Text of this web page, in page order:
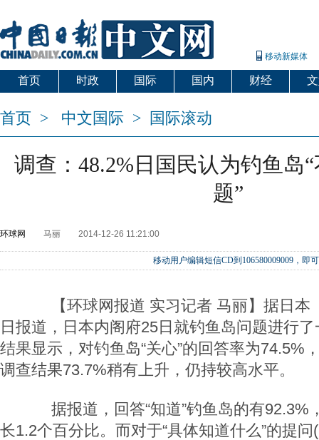
移动新媒体
首页 时政 国际 国内 财经
首页 > 中文国际 > 国际滚动
调查：48.2%日国民认为钓鱼岛
题”
环球网 马丽 2014-12-26 11:21:00
移动用户编辑短信CD到106580009009，即
【环球网报道 实习记者 马丽】据日本
日报道，日本内阁府25日就钓鱼岛问题进行
结果显示，对钓鱼岛“关心”的回答率为74.5%
调查结果73.7%稍有上升，仍持较高水平。
据报道，回答“知道”钓鱼岛的有92.3%
长1.2个百分比。而对于“具体知道什么”的提